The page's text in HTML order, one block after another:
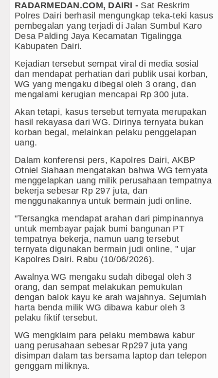
Kayu Hutan illegal di Karo hingga Aktor Intelektual
dalam 300 Hari, Puluhan Kilogram Barbut
di Seoul Minggu 9 Agustus 2026 Pukul 18.00
Kinerja Kadis Perkimcikataru Medan
Produksi Kelapa di Nias Utara
Utara Gotong Royong Tanam Pohon di
Jadi 15 Tahun?
Sebuah Sekolah di Thailand
Laga Persahabatan di Hong Kong
Kayu Hutan illegal di Karo hingga Aktor Intelektual
dalam 300 Hari, Puluhan Kilogram Barbut
Anfield Minggu 9 Agustus 2026 Pukul 20.30 WIB
di Seoul Minggu 9 Agustus 2026 Pukul 18.00
RADARMEDAN.COM, DAIRI - Sat Reskrim
Polres Dairi berhasil mengungkap teka-teki kasus
pembegalan yang terjadi di Jalan Sumbul Karo
Desa Palding Jaya Kecamatan Tigalingga
Kabupaten Dairi.
Kejadian tersebut sempat viral di media sosial
dan mendapat perhatian dari publik usai korban,
WG yang mengaku dibegal oleh 3 orang, dan
mengalami kerugian mencapai Rp 300 juta.
Akan tetapi, kasus tersebut ternyata merupakan
hasil rekayasa dari WG. Dirinya ternyata bukan
korban begal, melainkan pelaku penggelapan
uang.
Dalam konferensi pers, Kapolres Dairi, AKBP
Otniel Siahaan mengatakan bahwa WG ternyata
menggelapkan uang milik perusahaan tempatnya
bekerja sebesar Rp 297 juta, dan
menggunakannya untuk bermain judi online.
"Tersangka mendapat arahan dari pimpinannya
untuk membayar pajak bumi bangunan PT
tempatnya bekerja, namun uang tersebut
ternyata digunakan bermain judi online, " ujar
Kapolres Dairi. Rabu (10/06/2026).
Awalnya WG mengaku sudah dibegal oleh 3
orang, dan sempat melakukan pemukulan
dengan balok kayu ke arah wajahnya. Sejumlah
harta benda milik WG dibawa kabur oleh 3
pelaku fiktif tersebut.
WG mengklaim para pelaku membawa kabur
uang perusahaan sebesar Rp297 juta yang
disimpan dalam tas bersama laptop dan telepon
genggam miliknya.